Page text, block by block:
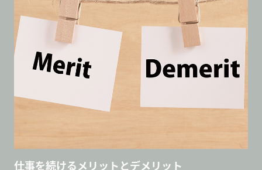
仕事を続けるメリットとデメリット